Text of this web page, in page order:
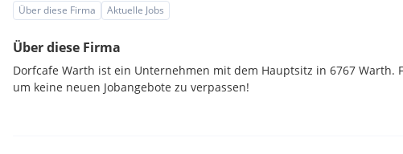
Über diese Firma Aktuelle Jobs
Über diese Firma
Dorfcafe Warth ist ein Unternehmen mit dem Hauptsitz in 6767 Warth.
um keine neuen Jobangebote zu verpassen!